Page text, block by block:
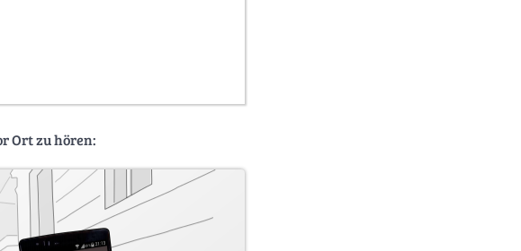
Ort zu hören: